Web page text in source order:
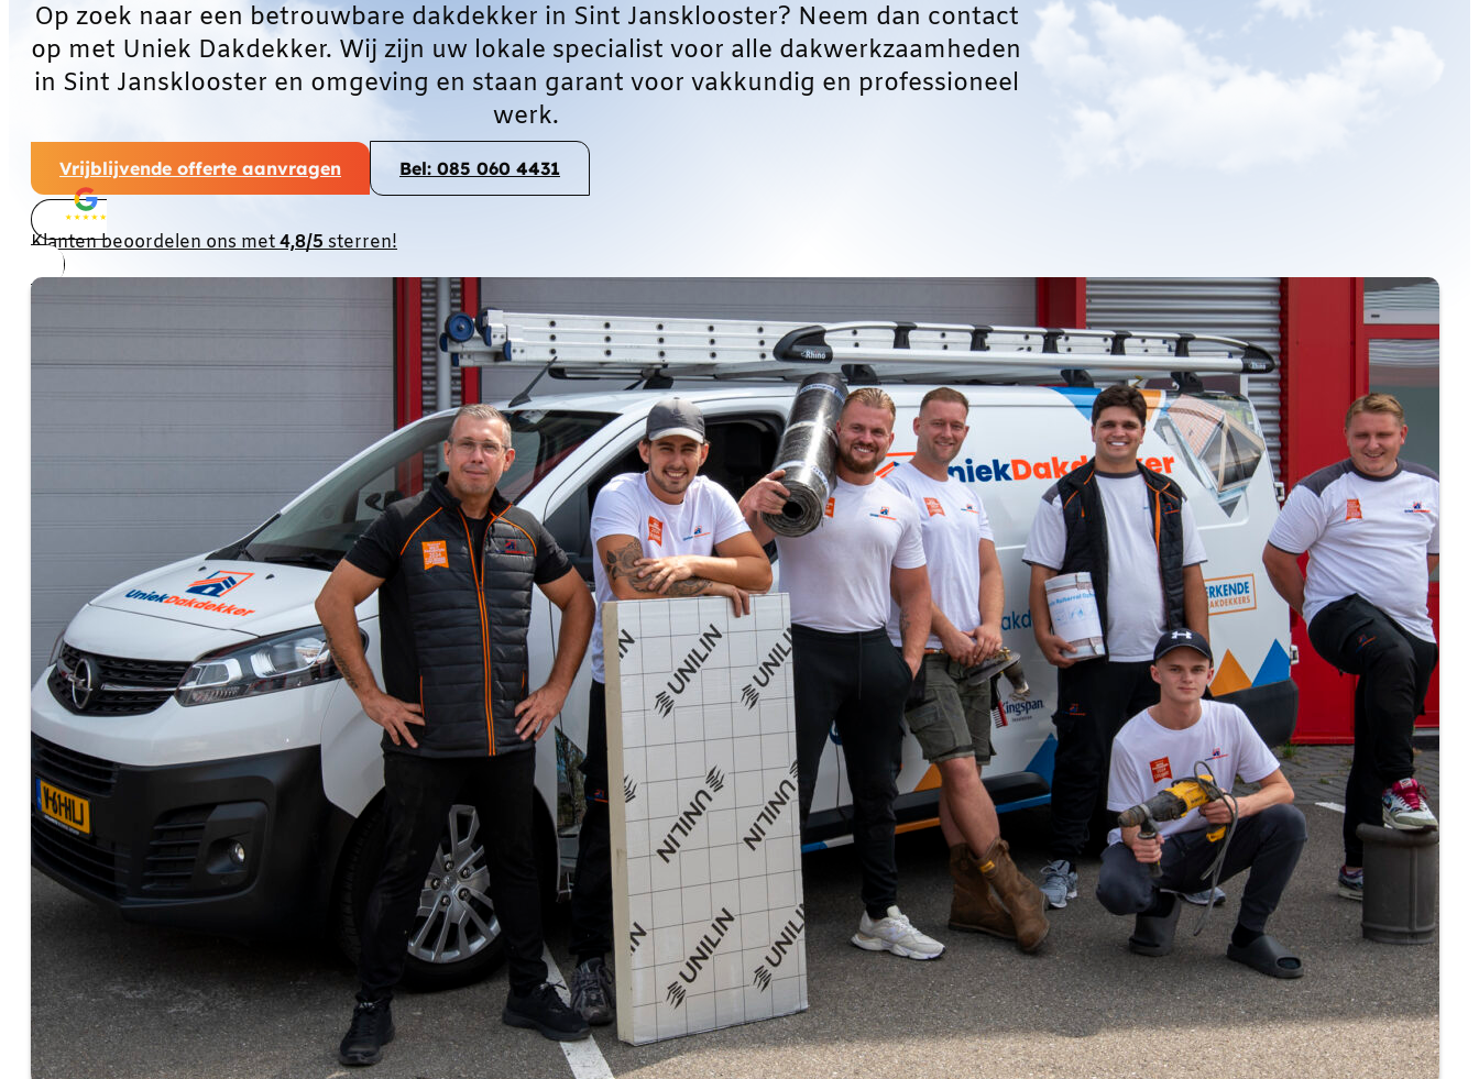
Op zoek naar een betrouwbare dakdekker in Sint Jansklooster? Neem dan contact
op met Uniek Dakdekker. Wij zijn uw lokale specialist voor alle dakwerkzaamheden
in Sint Jansklooster en omgeving en staan garant voor vakkundig en professioneel
werk.
Vrijblijvende offerte aanvragen Bel: 085 060 4431
Klanten beoordelen ons met4,8/5 sterren!